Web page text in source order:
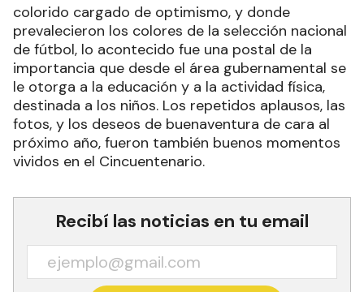
colorido cargado de optimismo, y donde
prevalecieron los colores de la selección nacional
de fútbol, lo acontecido fue una postal de la
importancia que desde el área gubernamental se
le otorga a la educación y a la actividad física,
destinada a los niños. Los repetidos aplausos, las
fotos, y los deseos de buenaventura de cara al
próximo año, fueron también buenos momentos
vividos en el Cincuentenario.
Recibí las noticias en tu email